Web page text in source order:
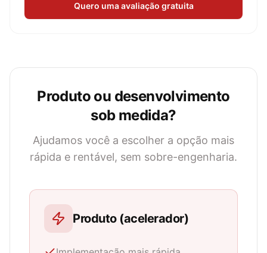
Quero uma avaliação gratuita
Produto ou desenvolvimento
sob medida?
Ajudamos você a escolher a opção mais
rápida e rentável, sem sobre-engenharia.
Produto (acelerador)